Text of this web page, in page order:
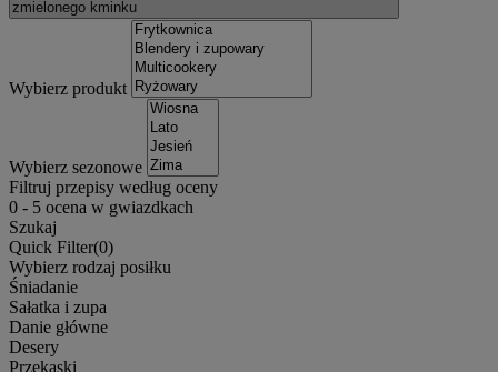
Wybierz produkt
Wybierz sezonowe
Filtruj przepisy według oceny
0 - 5 ocena w gwiazdkach
Szukaj
Quick Filter(0)
Wybierz rodzaj posiłku
Śniadanie
Sałatka i zupa
Danie główne
Desery
Przekąski